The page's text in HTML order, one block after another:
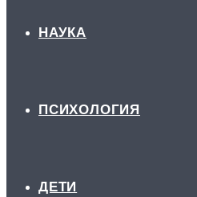
НАУКА
ПСИХОЛОГИЯ
ДЕТИ